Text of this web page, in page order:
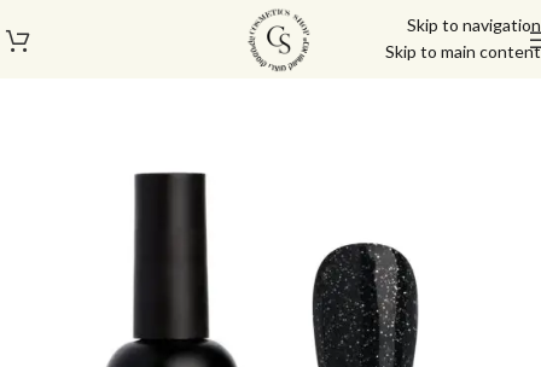
Skip to navigation
Skip to main content